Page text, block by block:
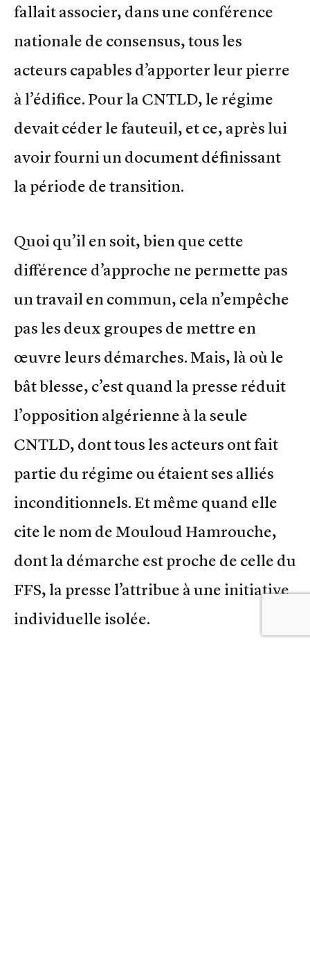
fallait associer, dans une conférence
nationale de consensus, tous les
acteurs capables d’apporter leur pierre
à l’édifice. Pour la CNTLD, le régime
devait céder le fauteuil, et ce, après lui
avoir fourni un document définissant
la période de transition.
Quoi qu’il en soit, bien que cette
différence d’approche ne permette pas
un travail en commun, cela n’empêche
pas les deux groupes de mettre en
œuvre leurs démarches. Mais, là où le
bât blesse, c’est quand la presse réduit
l’opposition algérienne à la seule
CNTLD, dont tous les acteurs ont fait
partie du régime ou étaient ses alliés
inconditionnels. Et même quand elle
cite le nom de Mouloud Hamrouche,
dont la démarche est proche de celle du
FFS, la presse l’attribue à une initiative
individuelle isolée.